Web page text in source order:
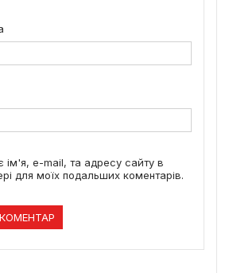
ім'я, e-mail, та адресу сайту в
для моїх подальших коментарів.